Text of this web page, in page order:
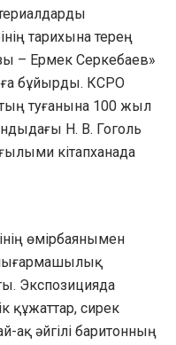
тарихына терең
– Ермек Серкебаев»
бұйырды. КСРО
туғанына 100 жыл
Н. В. Гоголь
кітапханада
өмірбаянымен
Экспозицияда
құжаттар, сирек
ақ әйгілі баритонның